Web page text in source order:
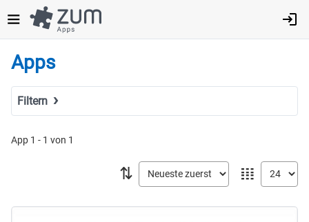
zum
Inhalt
Apps
Filtern
App 1 - 1 von 1
𝍖
⇅